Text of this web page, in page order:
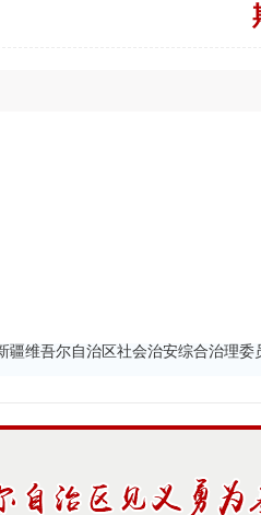
疆维吾尔自治区社会治安综合治理